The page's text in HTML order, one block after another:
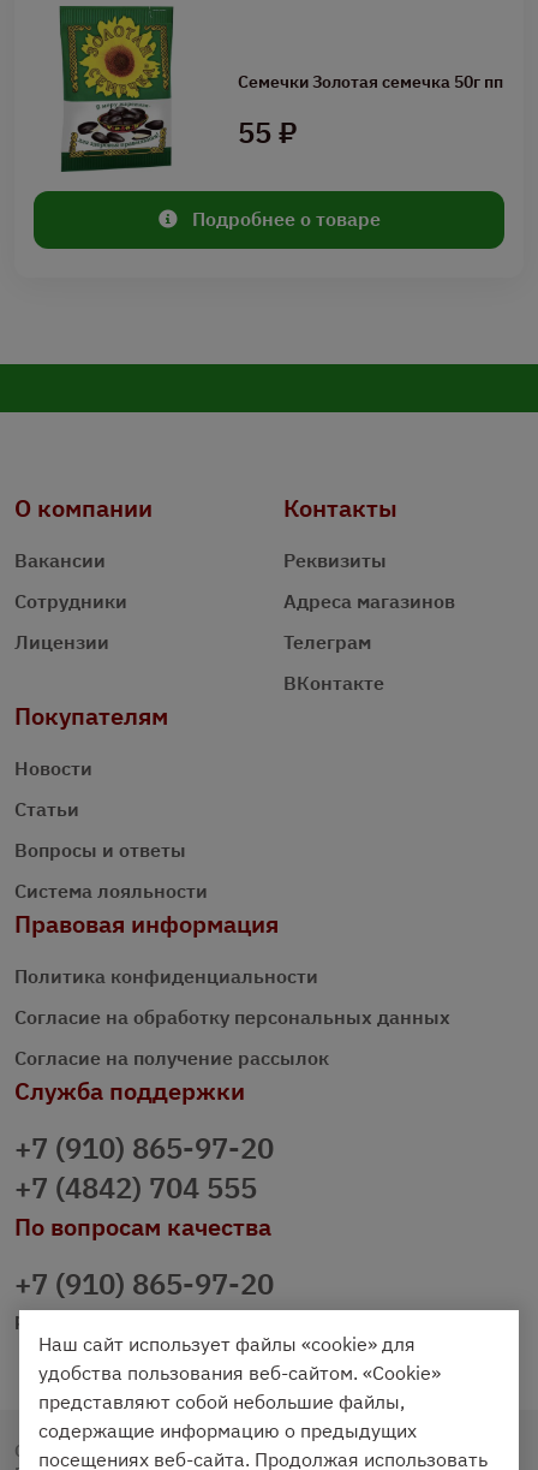
Семечки Золотая семечка 50г пп
55 ₽
Подробнее о товаре
О компании
Вакансии
Сотрудники
Лицензии
Контакты
Реквизиты
Адреса магазинов
Телеграм
ВКонтакте
Покупателям
Новости
Статьи
Вопросы и ответы
Система лояльности
Правовая информация
Политика конфиденциальности
Согласие на обработку персональных данных
Согласие на получение рассылок
Служба поддержки
+7 (910) 865-97-20
+7 (4842) 704 555
По вопросам качества
+7 (910) 865-97-20
prazdnichniy40@palmi.ru
Copyright © 2020 - 2026. Праздничный Стол.
Наш сайт использует файлы «cookie» для
удобства пользования веб-сайтом. «Cookie»
представляют собой небольшие файлы,
содержащие информацию о предыдущих
посещениях веб-сайта. Продолжая использовать